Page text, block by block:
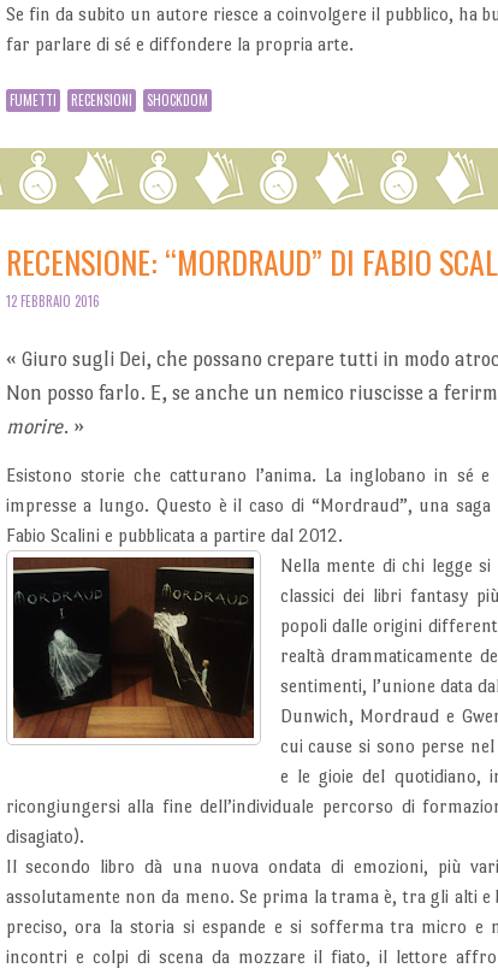
Se fin da subito un autore riesce a coinvolgere il pubblico, ha
far parlare di sé e diffondere la propria arte.
FUMETTI RECENSIONI SHOCKDOM
RECENSIONE: “MORDRAUD” DI FABIO
12 FEBBRAIO 2016
« Giuro sugli Dei, che possano crepare tutti in modo
Non posso farlo. E, se anche un nemico riuscisse a
morire. »
Esistono storie che catturano l’anima. La inglobano in sé
impresse a lungo. Questo è il caso di “Mordraud”, una
Fabio Scalini e pubblicata a partire dal 2012.
Nella mente di chi legge
classici dei libri fantasy
popoli dalle origini
realtà drammaticamente
sentimenti, l’unione data
Dunwich, Mordraud e
cui cause si sono perse
e le gioie del quotidiano,
ricongiungersi alla fine dell’individuale percorso di
disagiato).
Il secondo libro dà una nuova ondata di emozioni, più
assolutamente non da meno. Se prima la trama è, tra gli alti
preciso, ora la storia si espande e si sofferma tra micro e
incontri e colpi di scena da mozzare il fiato, il lettore